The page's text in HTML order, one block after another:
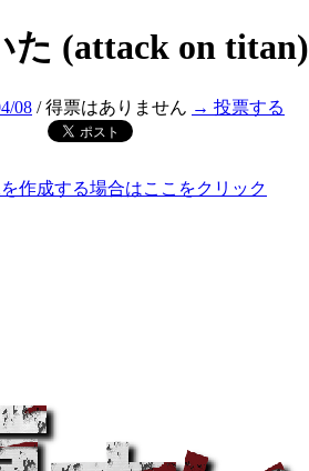
た (attack on titan)
08 / 得票はありません → 投票する
作成する場合はここをクリック